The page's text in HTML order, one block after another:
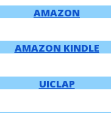
AMAZON
AMAZON KINDLE
UICLAP